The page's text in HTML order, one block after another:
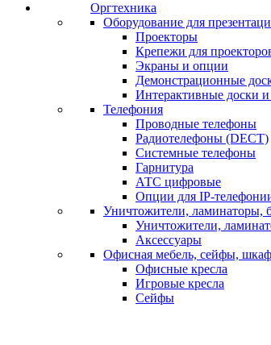
Оргтехника
Оборудование для
Проекторы
Крепежи для
Экраны и опции
Демонстрационные
Интерактивные доски и
Телефония
Проводные телефоны
Радиотелефоны (DECT)
Системные телефоны
Гарнитура
АТС цифровые
Опции для IP-
Уничтожители, ламинаторы,
Уничтожители,
Аксессуары
Офисная мебель, сейфы,
Офисные кресла
Игровые кресла
Сейфы